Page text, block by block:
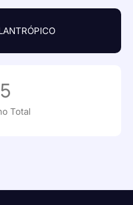
Total